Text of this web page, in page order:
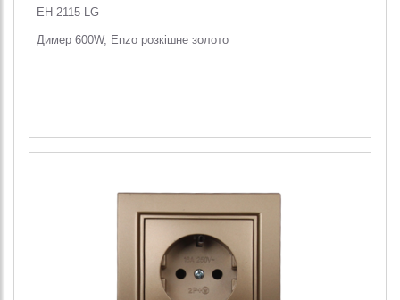
EH-2115-LG
Димер 600W, Enzo розкішне золото